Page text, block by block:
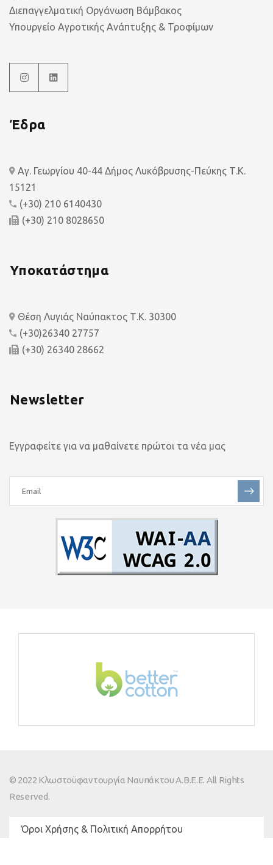
Διεπαγγελματική Οργάνωση Βάμβακος
Υπουργείο Αγροτικής Ανάπτυξης & Τροφίμων
Έδρα
Αγ. Γεωργίου 40-44 Δήμος Λυκόβρυσης-Πεύκης Τ.Κ.
15121
(+30) 210 6140430
(+30) 210 8028650
Υποκατάστημα
Θέση Λυγιάς Ναύπακτος Τ.Κ. 30300
(+30)26340 27757
(+30) 26340 28662
Newsletter
Εγγραφείτε για να μαθαίνετε πρώτοι τα νέα μας
© 2022 Κλωστοϋφαντουργία Ναυπάκτου Α.Β.Ε.Ε. All Rights
Reserved.
Όροι Χρήσης & Πολιτική Απορρήτου